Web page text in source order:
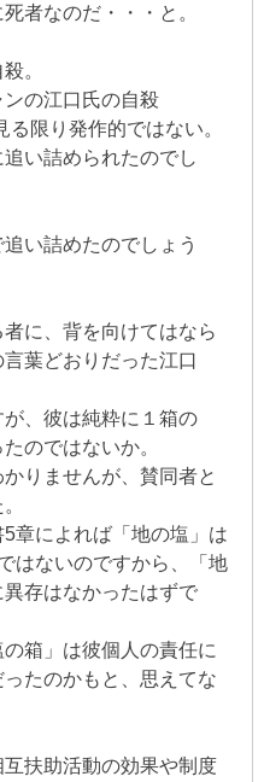
者なのだ・・・と。
。
の江口氏の自殺
限り発作的ではない。
い詰められたのでし
い詰めたのでしょう
者に、背を向けてはなら
葉どおりだった江口
、彼は純粋に１箱の
のではないか。
りませんが、賛同者と
章によれば「地の塩」は
はないのですから、「地
存はなかったはずで
箱」は彼個人の責任に
たのかもと、思えてな
扶助活動の効果や制度